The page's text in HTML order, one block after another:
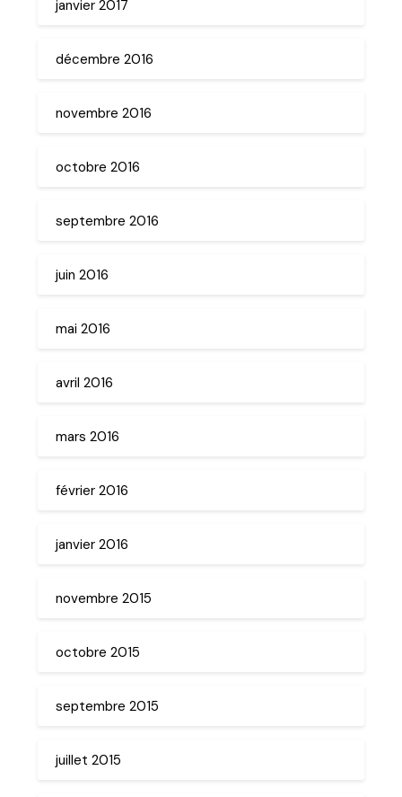
janvier 2017
décembre 2016
novembre 2016
octobre 2016
septembre 2016
juin 2016
mai 2016
avril 2016
mars 2016
février 2016
janvier 2016
novembre 2015
octobre 2015
septembre 2015
juillet 2015